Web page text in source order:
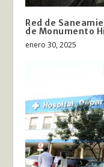
Red de
de Monumento
enero 30, 2025